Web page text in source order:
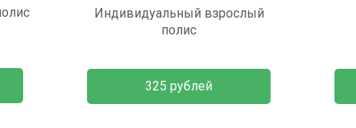
Индивидуальный взрослый
полис
325 рублей